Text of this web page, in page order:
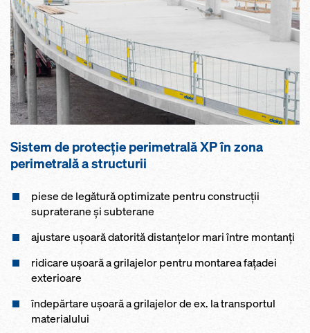
Sistem de protecţie perimetrală XP în zona
perimetrală a structurii
piese de legătură optimizate pentru construcţii
supraterane şi subterane
ajustare uşoară datorită distanţelor mari între montanți
ridicare ușoară a grilajelor pentru montarea faţadei
exterioare
îndepărtare uşoară a grilajelor de ex. la transportul
materialului